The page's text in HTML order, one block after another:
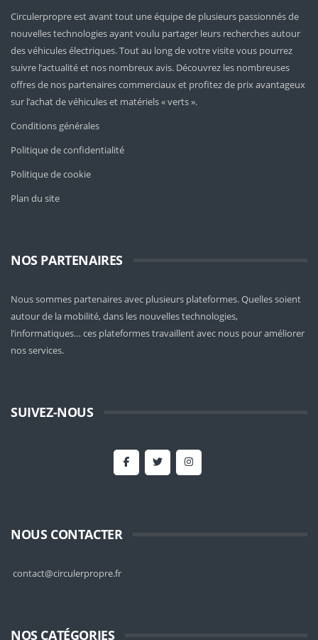
Circulerpropre est avant tout une équipe de plusieurs passionnés de
nouvelles technologies ayant voulu partager leurs recherches autour
des véhicules électriques. Tout au long de votre visite vous pourrez
suivre l’actualité et nos nombreux avis. Découvrez les nombreuses
offres de nos partenaires commerciaux et profitez de prix avantageux
sur l’achat de véhicules et matériels « verts ».
Conditions générales
Politique de confidentialité
Politique de cookie
Plan du site
NOS PARTENAIRES
Nous sommes partenaires avec plusieurs plateformes. Quelles soient
autour de la mobilité, dans les nouvelles technologies,
l’informatiques… ces plateformes travaillent avec nous pour améliorer
nos services.
SUIVEZ-NOUS
NOUS CONTACTER
contact@circulerpropre.fr
NOS CATÉGORIES